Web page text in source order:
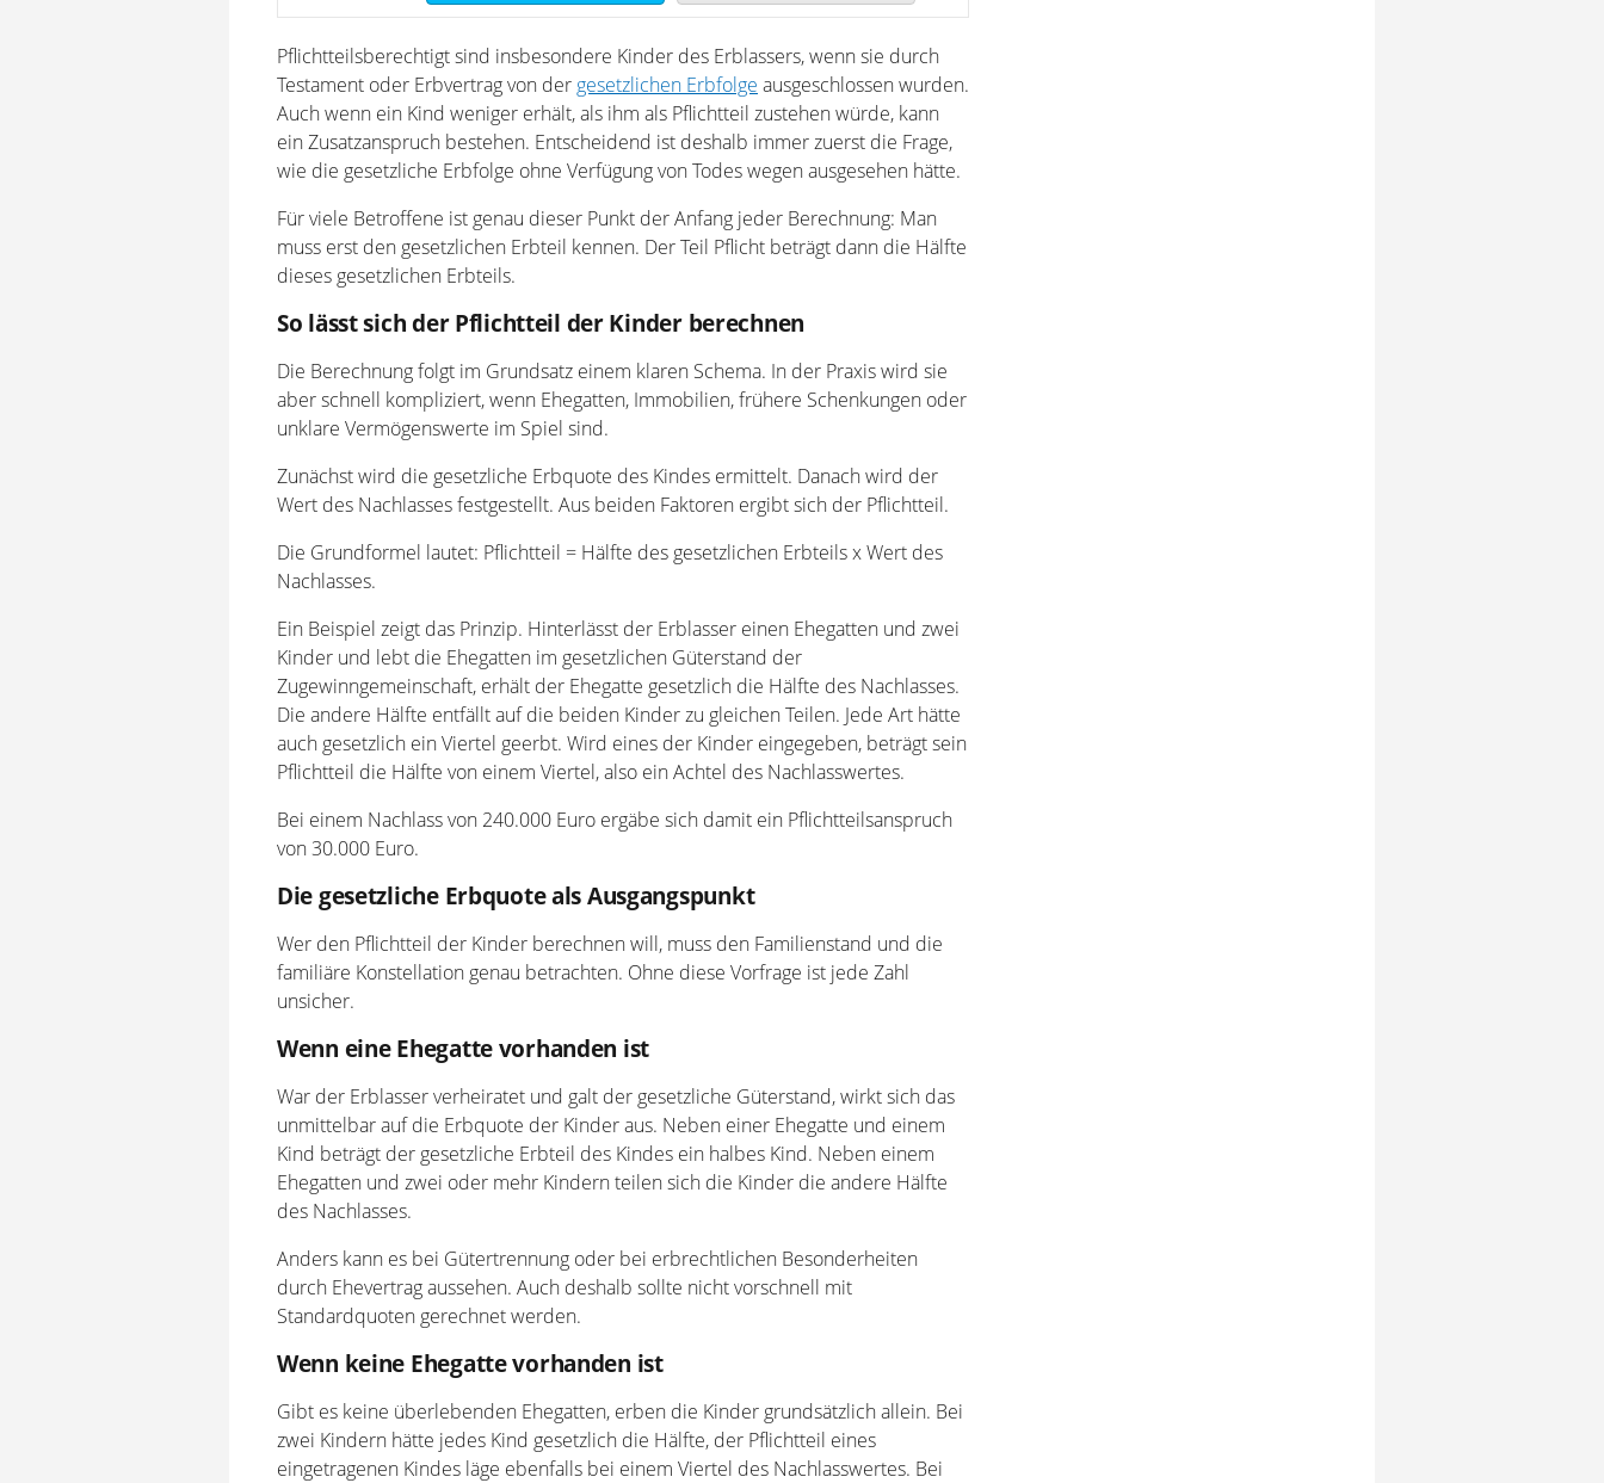
Pflichtteilsberechtigt sind insbesondere Kinder des Erblassers, wenn sie durch
Testament oder Erbvertrag von der gesetzlichen Erbfolge ausgeschlossen wurden.
Auch wenn ein Kind weniger erhält, als ihm als Pflichtteil zustehen würde, kann
ein Zusatzanspruch bestehen. Entscheidend ist deshalb immer zuerst die Frage,
wie die gesetzliche Erbfolge ohne Verfügung von Todes wegen ausgesehen hätte.
Für viele Betroffene ist genau dieser Punkt der Anfang jeder Berechnung: Man
muss erst den gesetzlichen Erbteil kennen. Der Teil Pflicht beträgt dann die Hälfte
dieses gesetzlichen Erbteils.
So lässt sich der Pflichtteil der Kinder berechnen
Die Berechnung folgt im Grundsatz einem klaren Schema. In der Praxis wird sie
aber schnell kompliziert, wenn Ehegatten, Immobilien, frühere Schenkungen oder
unklare Vermögenswerte im Spiel sind.
Zunächst wird die gesetzliche Erbquote des Kindes ermittelt. Danach wird der
Wert des Nachlasses festgestellt. Aus beiden Faktoren ergibt sich der Pflichtteil.
Die Grundformel lautet: Pflichtteil = Hälfte des gesetzlichen Erbteils x Wert des
Nachlasses.
Ein Beispiel zeigt das Prinzip. Hinterlässt der Erblasser einen Ehegatten und zwei
Kinder und lebt die Ehegatten im gesetzlichen Güterstand der
Zugewinngemeinschaft, erhält der Ehegatte gesetzlich die Hälfte des Nachlasses.
Die andere Hälfte entfällt auf die beiden Kinder zu gleichen Teilen. Jede Art hätte
auch gesetzlich ein Viertel geerbt. Wird eines der Kinder eingegeben, beträgt sein
Pflichtteil die Hälfte von einem Viertel, also ein Achtel des Nachlasswertes.
Bei einem Nachlass von 240.000 Euro ergäbe sich damit ein Pflichtteilsanspruch
von 30.000 Euro.
Die gesetzliche Erbquote als Ausgangspunkt
Wer den Pflichtteil der Kinder berechnen will, muss den Familienstand und die
familiäre Konstellation genau betrachten. Ohne diese Vorfrage ist jede Zahl
unsicher.
Wenn eine Ehegatte vorhanden ist
War der Erblasser verheiratet und galt der gesetzliche Güterstand, wirkt sich das
unmittelbar auf die Erbquote der Kinder aus. Neben einer Ehegatte und einem
Kind beträgt der gesetzliche Erbteil des Kindes ein halbes Kind. Neben einem
Ehegatten und zwei oder mehr Kindern teilen sich die Kinder die andere Hälfte
des Nachlasses.
Anders kann es bei Gütertrennung oder bei erbrechtlichen Besonderheiten
durch Ehevertrag aussehen. Auch deshalb sollte nicht vorschnell mit
Standardquoten gerechnet werden.
Wenn keine Ehegatte vorhanden ist
Gibt es keine überlebenden Ehegatten, erben die Kinder grundsätzlich allein. Bei
zwei Kindern hätte jedes Kind gesetzlich die Hälfte, der Pflichtteil eines
eingetragenen Kindes läge ebenfalls bei einem Viertel des Nachlasswertes. Bei